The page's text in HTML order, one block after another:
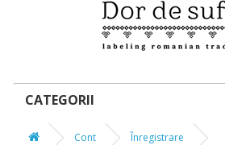
CATEGORII
Cont Înregistrare